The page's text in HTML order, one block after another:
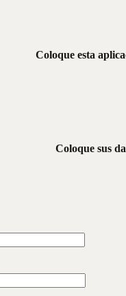
Coloque esta
Coloque sus